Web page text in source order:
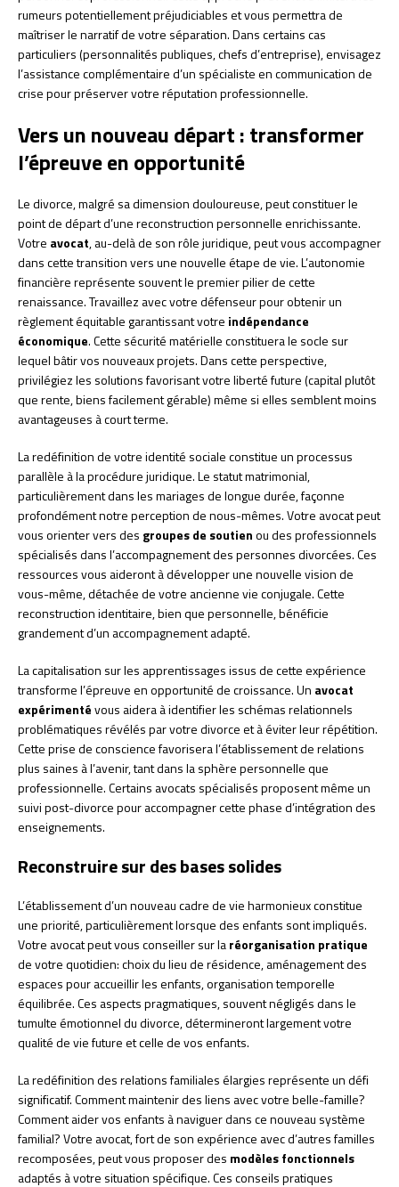
rumeurs potentiellement préjudiciables et vous permettra de
maîtriser le narratif de votre séparation. Dans certains cas
particuliers (personnalités publiques, chefs d’entreprise), envisagez
l’assistance complémentaire d’un spécialiste en communication de
crise pour préserver votre réputation professionnelle.
Vers un nouveau départ : transformer
l’épreuve en opportunité
Le divorce, malgré sa dimension douloureuse, peut constituer le
point de départ d’une reconstruction personnelle enrichissante.
Votre avocat, au-delà de son rôle juridique, peut vous accompagner
dans cette transition vers une nouvelle étape de vie. L’autonomie
financière représente souvent le premier pilier de cette
renaissance. Travaillez avec votre défenseur pour obtenir un
règlement équitable garantissant votre indépendance
économique. Cette sécurité matérielle constituera le socle sur
lequel bâtir vos nouveaux projets. Dans cette perspective,
privilégiez les solutions favorisant votre liberté future (capital plutôt
que rente, biens facilement gérable) même si elles semblent moins
avantageuses à court terme.
La redéfinition de votre identité sociale constitue un processus
parallèle à la procédure juridique. Le statut matrimonial,
particulièrement dans les mariages de longue durée, façonne
profondément notre perception de nous-mêmes. Votre avocat peut
vous orienter vers des groupes de soutienou des professionnels
spécialisés dans l’accompagnement des personnes divorcées. Ces
ressources vous aideront à développer une nouvelle vision de
vous-même, détachée de votre ancienne vie conjugale. Cette
reconstruction identitaire, bien que personnelle, bénéficie
grandement d’un accompagnement adapté.
La capitalisation sur les apprentissages issus de cette expérience
transforme l’épreuve en opportunité de croissance. Un avocat
expérimentévous aidera à identifier les schémas relationnels
problématiques révélés par votre divorce et à éviter leur répétition.
Cette prise de conscience favorisera l’établissement de relations
plus saines à l’avenir, tant dans la sphère personnelle que
professionnelle. Certains avocats spécialisés proposent même un
suivi post-divorce pour accompagner cette phase d’intégration des
enseignements.
Reconstruire sur des bases solides
L’établissement d’un nouveau cadre de vie harmonieux constitue
une priorité, particulièrement lorsque des enfants sont impliqués.
Votre avocat peut vous conseiller sur laréorganisation pratique
de votre quotidien: choix du lieu de résidence, aménagement des
espaces pour accueillir les enfants, organisation temporelle
équilibrée. Ces aspects pragmatiques, souvent négligés dans le
tumulte émotionnel du divorce, détermineront largement votre
qualité de vie future et celle de vos enfants.
La redéfinition des relations familiales élargies représente un défi
significatif. Comment maintenir des liens avec votre belle-famille?
Comment aider vos enfants à naviguer dans ce nouveau système
familial? Votre avocat, fort de son expérience avec d’autres familles
recomposées, peut vous proposer des modèles fonctionnels
adaptés à votre situation spécifique. Ces conseils pratiques